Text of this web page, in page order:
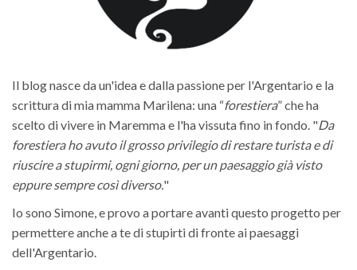
Il blog nasce da un'idea e dalla passione per l'Argentario e la
scrittura di mia mamma Marilena: una “forestiera” che ha
scelto di vivere in Maremma e l'ha vissuta fino in fondo. "Da
forestiera ho avuto il grosso privilegio di restare turista e di
riuscire a stupirmi, ogni giorno, per un paesaggio già visto
eppure sempre così diverso."
Io sono Simone, e provo a portare avanti questo progetto per
permettere anche a te di stupirti di fronte ai paesaggi
dell'Argentario.